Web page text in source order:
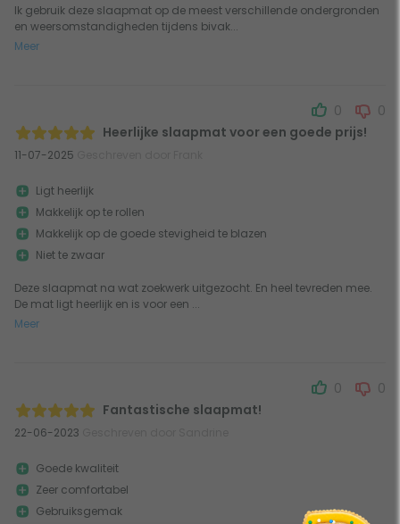
Ik gebruik deze slaapmat op de meest verschillende ondergronden
en weersomstandigheden tijdens bivak...
Meer
Heerlijke slaapmat voor een goede prijs!
11-07-2025
0 0
Deze slaapmat na wat zoekwerk uitgezocht. En heel tevreden mee.
De mat ligt heerlijk en is voor een ...
Meer
Ligt heerlijk
Makkelijk op te rollen
Makkelijk op de goede stevigheid te blazen
Niet te zwaar
Fantastische slaapmat!
22-06-2023
0 0
Goede kwaliteit
Zeer comfortabel
Gebruiksgemak